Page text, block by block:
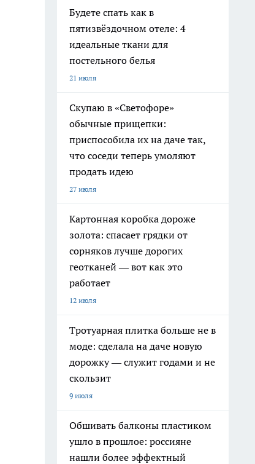
Будете спать как в
пятизвёздочном отеле: 4
идеальные ткани для
постельного белья
21 июля
Скупаю в «Светофоре»
обычные прищепки:
приспособила их на даче так,
что соседи теперь умоляют
продать идею
27 июля
Картонная коробка дороже
золота: спасает грядки от
сорняков лучше дорогих
геотканей — вот как это
работает
12 июля
Тротуарная плитка больше не в
моде: сделала на даче новую
дорожку — служит годами и не
скользит
9 июля
Обшивать балконы пластиком
ушло в прошлое: россияне
нашли более эффектный